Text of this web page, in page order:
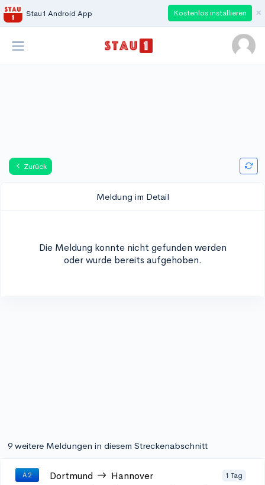
Stau1 Android App Kostenlos installieren ×
Zurück
Meldung im Detail
Die Meldung konnte nicht gefunden werden
oder wurde bereits aufgehoben.
9 weitere Meldungen in diesem Streckenabschnitt
A 2 Dortmund Hannover 1 Tag